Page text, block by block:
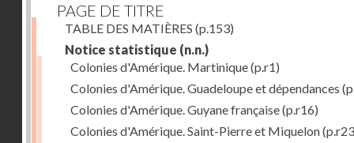
PAGE DE TITRE
TABLE DES MATIÈRES (p.153)
Notice statistique (n.n.)
Colonies d'Amérique. Martinique(p.r1)
Colonies d'Amérique. Guadeloupe et dépendances
Colonies d'Amérique. Guyane française(p.r16)
Colonies d'Amérique. Saint-Pierre et Miquelon